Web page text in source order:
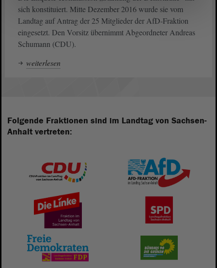
sich konstituiert. Mitte Dezember 2016 wurde sie vom
Landtag auf Antrag der 25 Mitglieder der AfD-Fraktion
eingesetzt. Den Vorsitz übernimmt Abgeordneter Andreas
Schumann (CDU).
weiterlesen
Folgende Fraktionen sind im Landtag von Sachsen-
Anhalt vertreten: